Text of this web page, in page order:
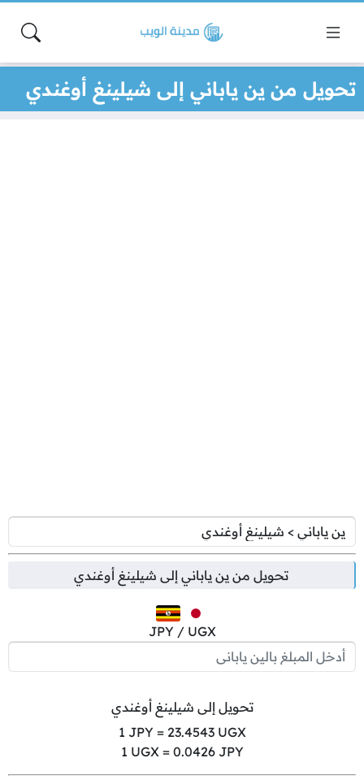
تحويل من ين ياباني إلى شيلينغ أوغندي
تحويل من ين ياباني إلى شيلينغ أوغندي
JPY / UGX
تحويل إلى شيلينغ أوغندي
1 JPY = 23.4543UGX
1 UGX = 0.0426JPY